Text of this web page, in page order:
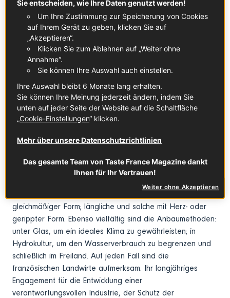
Fruchtgemüse bietet neben
seinen vielfältigen Aromen und Texturen eine
unbestreitbare Frische und andere bewährte
Vorteile. Zumal die französischen Hersteller
in den letzten Jahren besonders umsichtige
Ansätze verfolgt haben.
Das solltest du wissen
Tomate im 16. Jahrhundert Europa. Seitdem hat sie sich
weiterentwickelt. So sehr, dass es heute Tausende von
Sorten gibt. Unter ihnen sollte unterschieden werden
gleichmäßiger Form; längliche und solche mit Herz- oder
gerippter Form. Ebenso vielfältig sind die Anbaumethoden:
unter Glas, um ein ideales Klima zu gewährleisten; in
Hydrokultur, um den Wasserverbrauch zu begrenzen und
schließlich im Freiland. Auf jeden Fall sind die
französischen Landwirte aufmerksam. Ihr langjähriges
Engagement für die Entwicklung einer
verantwortungsvollen Industrie, der Schutz der
Sie entscheiden, wie Ihre Daten genutzt werden!
Um Ihre Zustimmung zur Speicherung von Cookies
auf Ihrem Gerät zu geben, klicken Sie auf
„Akzeptieren“.
Klicken Sie zum Ablehnen auf „Weiter ohne
Annahme“.
Sie können Ihre Auswahl auch einstellen.
Ihre Auswahl bleibt 6 Monate lang erhalten.
Sie können Ihre Meinung jederzeit ändern, indem Sie
unten auf jeder Seite der Website auf die Schaltfläche
„Cookie-Einstellungen“ klicken.
Mehr über unsere Datenschutzrichtlinien
Das gesamte Team von Taste France Magazine dankt
Ihnen für Ihr Vertrauen!
Weiter ohne Akzeptieren